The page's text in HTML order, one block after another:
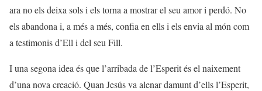
ara no els deixa sols i els torna a mostrar el seu amor i perdó. No
els abandona i, a més a més, confia en ells i els envia al món com
a testimonis d’Ell i del seu Fill.
I una segona idea és que l’arribada de l’Esperit és el naixement
d’una nova creació. Quan Jesús va alenar damunt d’ells l’Esperit,